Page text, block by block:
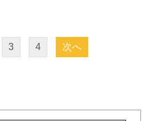
3 4 次へ